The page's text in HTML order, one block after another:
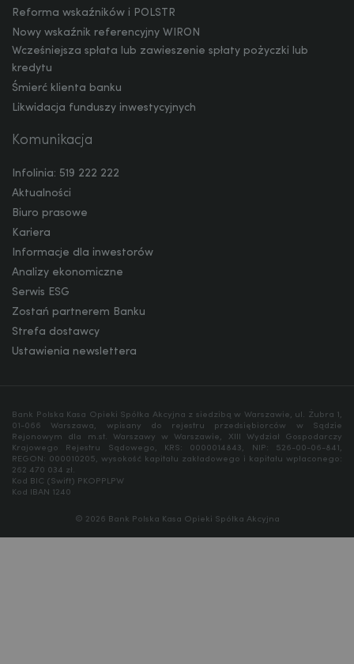
Reforma wskaźników i POLSTR
Nowy wskaźnik referencyjny WIRON
Wcześniejsza spłata lub zawieszenie spłaty pożyczki lub
kredytu
Śmierć klienta banku
Likwidacja funduszy inwestycyjnych
Komunikacja
Infolinia: 519 222 222
Aktualności
Biuro prasowe
Kariera
Informacje dla inwestorów
Analizy ekonomiczne
Serwis ESG
Zostań partnerem Banku
Strefa dostawcy
Ustawienia newslettera
Bank Polska Kasa Opieki Spółka Akcyjna z siedzibą w Warszawie, ul. Żubra 1,
01-066 Warszawa, wpisany do rejestru przedsiębiorców w Sądzie
Rejonowym dla m.st. Warszawy w Warszawie, XIII Wydział Gospodarczy
Krajowego Rejestru Sądowego, KRS: 0000014843, NIP: 526-00-06-841,
REGON: 000010205, wysokość kapitału zakładowego i kapitału wpłaconego:
262 470 034 zł.
Kod BIC (Swift) PKOPPLPW
Kod IBAN 1240
© 2026 Bank Polska Kasa Opieki Spółka Akcyjna